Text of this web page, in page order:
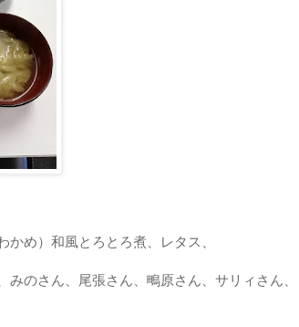
かめ）和風とろとろ煮、レタス、
みのさん、尾張さん、鴫原さん、サリィさん、